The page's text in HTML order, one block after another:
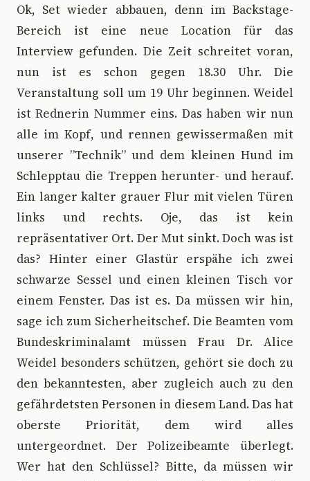
Ok, Set wieder abbauen, denn im Backstage-
Bereich ist eine neue Location für das
Interview gefunden. Die Zeit schreitet voran,
nun ist es schon gegen 18.30 Uhr. Die
Veranstaltung soll um 19 Uhr beginnen. Weidel
ist Rednerin Nummer eins. Das haben wir nun
alle im Kopf, und rennen gewissermaßen mit
unserer ”Technik” und dem kleinen Hund im
Schlepptau die Treppen herunter- und herauf.
Ein langer kalter grauer Flur mit vielen Türen
links und rechts. Oje, das ist kein
repräsentativer Ort. Der Mut sinkt. Doch was ist
das? Hinter einer Glastür erspähe ich zwei
schwarze Sessel und einen kleinen Tisch vor
einem Fenster. Das ist es. Da müssen wir hin,
sage ich zum Sicherheitschef. Die Beamten vom
Bundeskriminalamt müssen Frau Dr. Alice
Weidel besonders schützen, gehört sie doch zu
den bekanntesten, aber zugleich auch zu den
gefährdetsten Personen in diesem Land. Das hat
oberste Priorität, dem wird alles
untergeordnet. Der Polizeibeamte überlegt.
Wer hat den Schlüssel? Bitte, da müssen wir